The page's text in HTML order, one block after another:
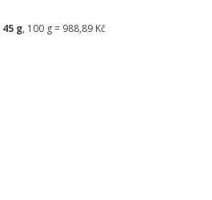
45 g, 100 g = 988,89 Kč